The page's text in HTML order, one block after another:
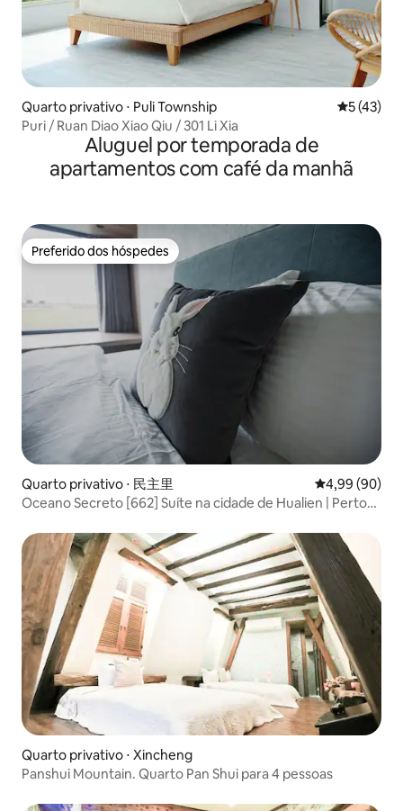
Quarto privativo ⋅ Puli Township 5 de uma
5 (43)
Puri / Ruan Diao Xiao Qiu / 301 Li Xia
Aluguel por temporada de
apartamentos com café da manhã
Preferido dos hóspedes
Preferido dos hóspedes
Quarto privativo ⋅ 民主里 4,99 de uma
4,99 (90)
Oceano Secreto [662] Suíte na cidade de Hualien | Perto
Quarto privativo ⋅ Xincheng
Panshui Mountain. Quarto Pan Shui para 4 pessoas